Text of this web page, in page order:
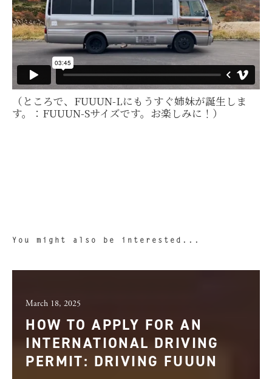
（ところで、FUUUN-Lにもうすぐ姉妹が誕生しま
す。：FUUUN-Sサイズです。お楽しみに！）
You might also be interested...
March 18, 2025
HOW TO APPLY FOR AN
INTERNATIONAL DRIVING
PERMIT: DRIVING FUUUN